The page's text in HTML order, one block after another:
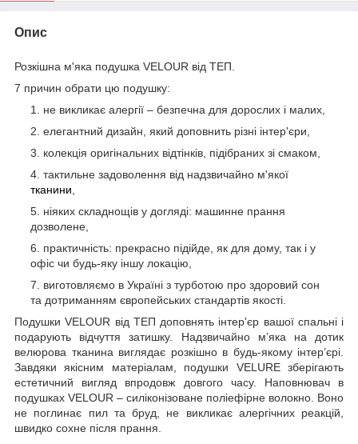
Опис
Розкішна м'яка подушка VELOUR від ТЕП.
7 причин обрати цю подушку:
не викликає алергії – безпечна для дорослих і малих,
елегантний дизайн, який доповнить різні інтер'єри,
колекція оригінальних відтінків, підібраних зі смаком,
тактильне задоволення від надзвичайно м'якої
тканини
ніяких складнощів у догляді: машинне прання
дозволене,
практичність: прекрасно підійде, як для дому, так і у
офіс чи будь-яку іншу локацію,
виготовляємо в Україні з турботою про здоровий сон
та дотриманням європейських стандартів якості.
Подушки VELOUR від ТЕП доповнять інтер'єр вашої спальні і
подарують відчуття затишку. Надзвичайно м’яка на дотик
велюрова тканина виглядає розкішно в будь-якому інтер’єрі.
Завдяки якісним матеріалам, подушки VELURE зберігають
естетичний вигляд впродовж довгого часу. Наповнювач в
подушках VELOUR – силіконізоване поліефірне волокно. Воно
не поглинає пил та бруд, не викликає алергічних реакцій,
швидко сохне після прання.